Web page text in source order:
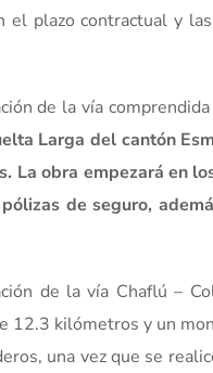
plazo contractual y
de la vía
Larga del cantón
obra empezará en
de seguro,
de la vía Chaflú –
12.3 kilómetros y un
una vez que se